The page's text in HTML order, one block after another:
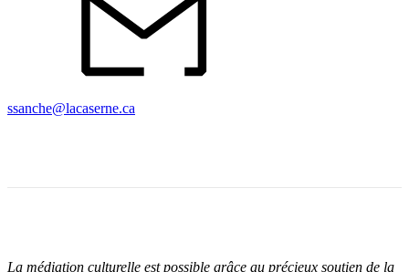
ssanche@lacaserne.ca
La médiation culturelle est possible grâce au précieux soutien de la